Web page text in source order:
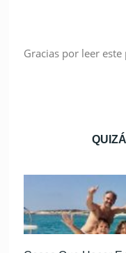
Gracias por leer este